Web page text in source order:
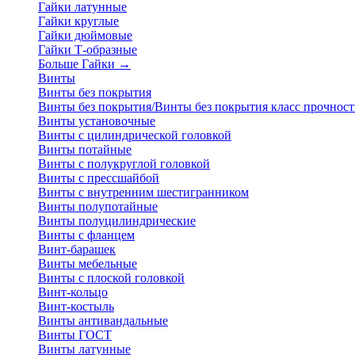
Гайки латунные
Гайки круглые
Гайки дюймовые
Гайки Т-образные
Больше Гайки →
Винты
Винты без покрытия
Винты без покрытия/Винты без покрытия класс
Винты установочные
Винты с цилиндрической головкой
Винты потайные
Винты с полукруглой головкой
Винты с прессшайбой
Винты с внутренним шестигранником
Винты полупотайные
Винты полуцилиндрические
Винты с фланцем
Винт-барашек
Винты мебельные
Винты с плоской головкой
Винт-кольцо
Винт-костыль
Винты антивандальные
Винты ГОСТ
Винты латунные